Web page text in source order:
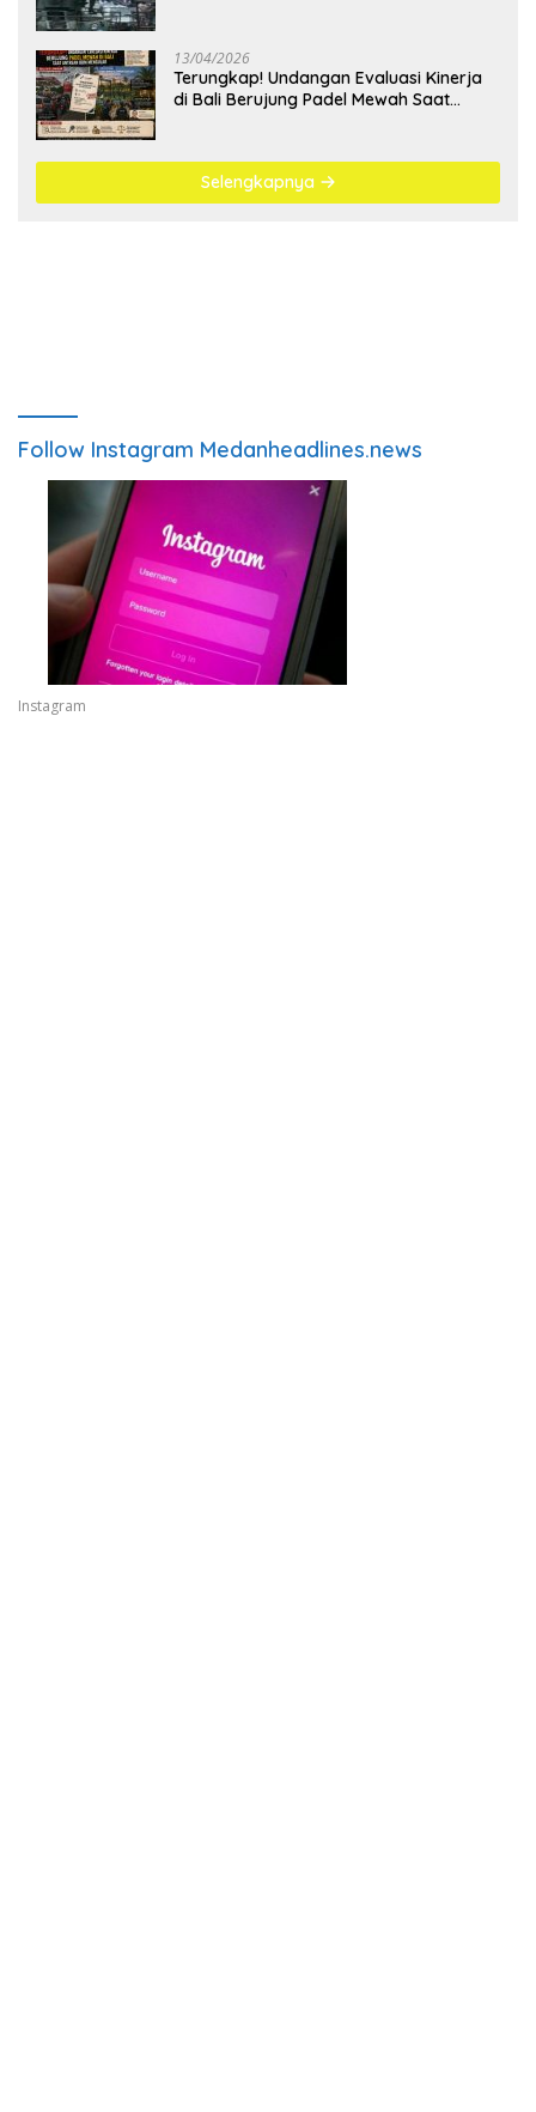
13/04/2026
Terungkap! Undangan Evaluasi Kinerja
di Bali Berujung Padel Mewah Saat
Selengkapnya
Follow Instagram Medanheadlines.news
Instagram